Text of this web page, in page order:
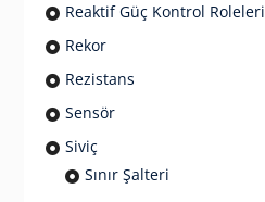
Reaktif Güç Kontrol Roleleri
Rekor
Rezistans
Sensör
Siviç
Sınır Şalteri